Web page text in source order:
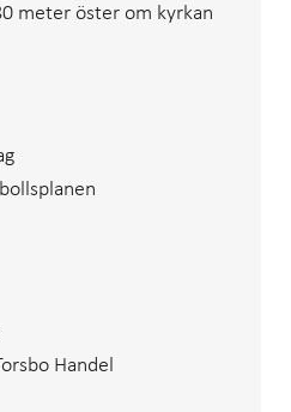
meter öster om kyrkan
Handel